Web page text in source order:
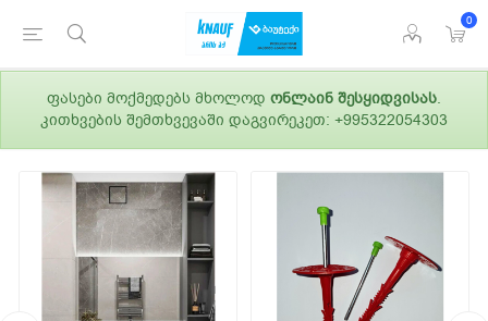
0
ფასები მოქმედებს მხოლოდ ონლაინ შესყიდვისას.
კითხვების შემთხვევაში დაგვირეკეთ: +995322054303